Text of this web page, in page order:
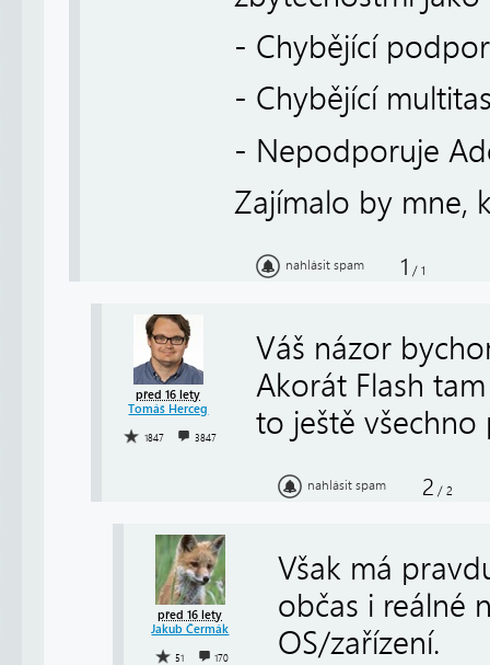
- Chybějící
- Chybějící
- Nepodporuje
Zajímalo by mne,
nahlásit spam 1 / 1
před 16 lety
Tomáš Herceg
1847 3847
Váš názor
Akorát Flash
to ještě všechno
nahlásit spam 2 / 2
před 16 lety
Jakub Čermák
51 170
Však má
občas i reálné
OS/zařízení.